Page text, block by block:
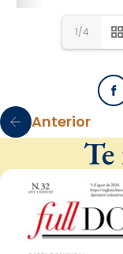
1/4
Anterior